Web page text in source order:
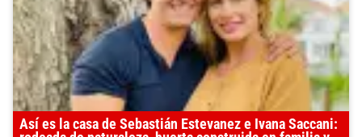
Así es la casa de Sebastián Estevanez e Ivana Saccani: